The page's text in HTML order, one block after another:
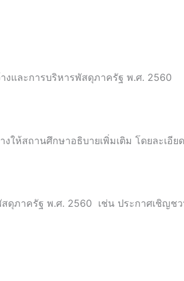
และการบริหารพัสดุภาครัฐ พ.ศ. 2560
ห้สถานศึกษาอธิบายเพิ่มเติม โดยละเอีย
ดุภาครัฐ พ.ศ. 2560 เช่น ประกาศเชิญช